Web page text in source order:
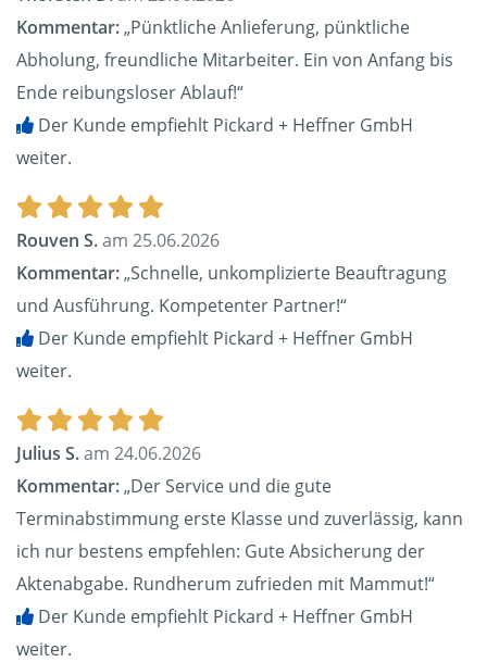
Kommentar:„Pünktliche Anlieferung, pünktliche
Abholung, freundliche Mitarbeiter. Ein von Anfang bis
Ende reibungsloser Ablauf!“
Der Kunde empfiehlt Pickard + Heffner GmbH
weiter.
Rouven S.am 25.06.2026
Kommentar:„Schnelle, unkomplizierte Beauftragung
und Ausführung. Kompetenter Partner!“
Der Kunde empfiehlt Pickard + Heffner GmbH
weiter.
Julius S.am 24.06.2026
Kommentar:„Der Service und die gute
Terminabstimmung erste Klasse und zuverlässig, kann
ich nur bestens empfehlen: Gute Absicherung der
Aktenabgabe. Rundherum zufrieden mit Mammut!“
Der Kunde empfiehlt Pickard + Heffner GmbH
weiter.